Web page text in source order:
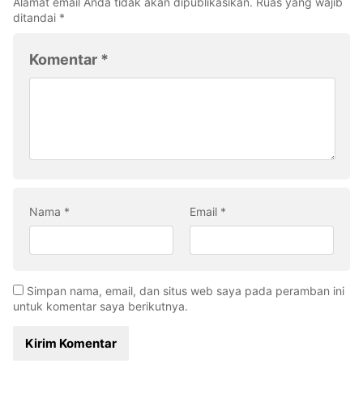
ditandai *
Komentar *
Nama * Email *
Simpan nama, email, dan situs web saya pada peramban ini
untuk komentar saya berikutnya.